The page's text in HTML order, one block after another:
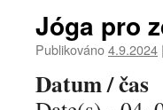
Jóga pro
Publikováno4.9.2024 |
Datum / čas